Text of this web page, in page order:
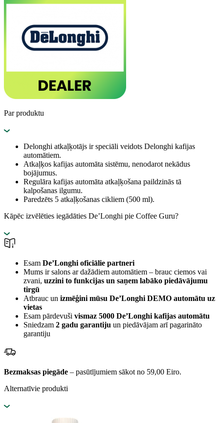
Par produktu
Delonghi atkaļķotājs ir speciāli veidots Delonghi kafijas
automātiem.
Atkaļķos kafijas automāta sistēmu, nenodarot nekādus
bojājumus.
Regulāra kafijas automāta atkaļķošana paildzinās tā
kalpošanas ilgumu.
Paredzēts 5 atkaļķošanas cikliem (500 ml).
Kāpēc izvēlēties iegādāties De’Longhi pie Coffee Guru?
Esam De’Longhi oficiālie partneri
Mums ir salons ar dažādiem automātiem – brauc ciemos vai
zvani, uzzini to funkcijas un saņem labāko piedāvājumu
tirgū
Atbrauc un izmēģini mūsu De’Longhi DEMO automātu uz
vietas
Esam pārdevuši vismaz 5000 De’Longhi kafijas automātu
Sniedzam 2 gadu garantiju un piedāvājam arī pagarināto
garantiju
Bezmaksas piegāde – pasūtījumiem sākot no 59,00 Eiro.
Alternatīvie produkti